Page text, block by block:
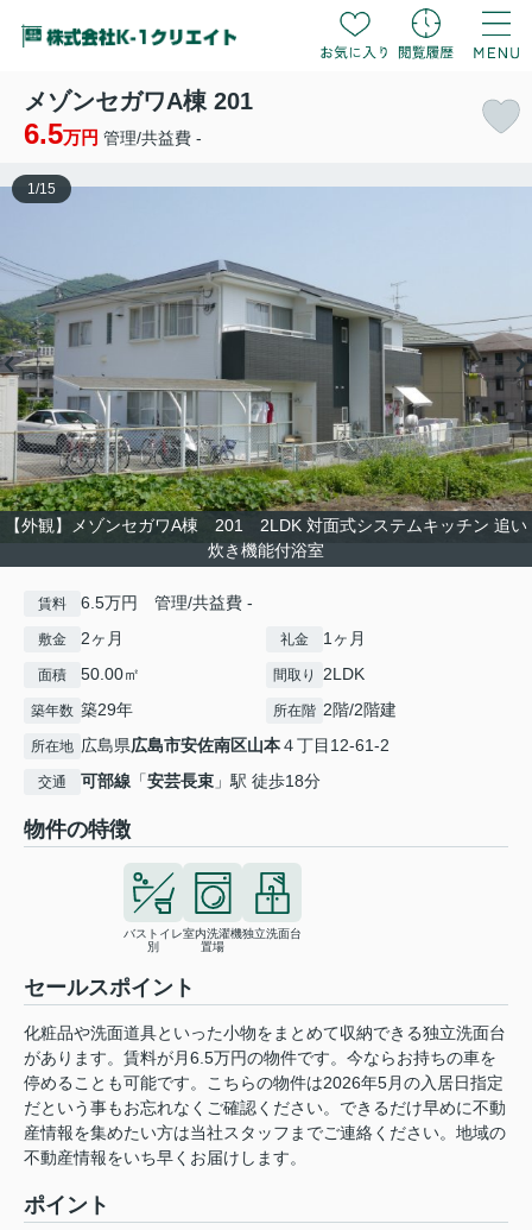
メゾンセガワA棟 201
6.5万円 管理/共益費 -
【外観】メゾンセガワA棟 201 2LDK 対面式システムキッチン 追い
炊き機能付浴室
1 /15
賃料 6.5万円 管理/共益費 -
敷金 2ヶ月 礼金 1ヶ月
面積 50.00㎡ 間取り 2LDK
築年数 築29年 所在階 2階/2階建
所在地 広島県広島市安佐南区山本４丁目12-61-2
交通 可部線 「安芸長束 」駅 徒歩18分
物件の特徴
バストイレ
別
室内洗濯機
置場
独立洗面台
セールスポイント
化粧品や洗面道具といった小物をまとめて収納できる独立洗面台
があります。賃料が月6.5万円の物件です。今ならお持ちの車を
停めることも可能です。こちらの物件は2026年5月の入居日指定
だという事もお忘れなくご確認ください。できるだけ早めに不動
産情報を集めたい方は当社スタッフまでご連絡ください。地域の
不動産情報をいち早くお届けします。
ポイント